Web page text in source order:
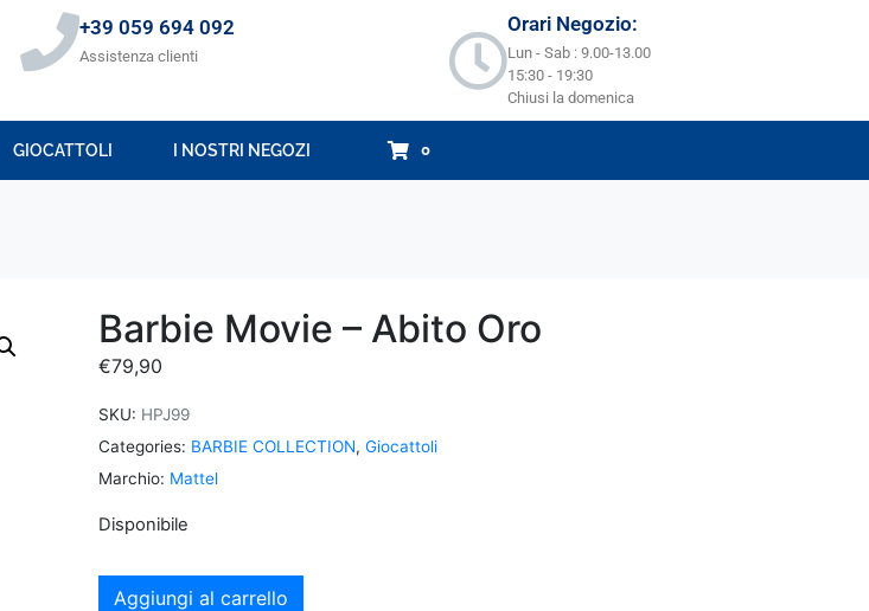
+39 059 694 092
Assistenza clienti
Orari Negozio:
Lun - Sab : 9.00-13.00
15:30 - 19:30
Chiusi la domenica
GIOCATTOLI I NOSTRI NEGOZI 0
Barbie Movie – Abito Oro
€79,90
SKU: HPJ99
Categories: BARBIE COLLECTION, Giocattoli
Marchio: Mattel
Disponibile
Aggiungi al carrello